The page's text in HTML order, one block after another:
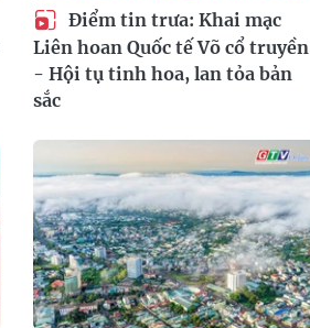
Điểm tin trưa: Khai mạc
Liên hoan Quốc tế Võ cổ truyền
- Hội tụ tinh hoa, lan tỏa bản
sắc